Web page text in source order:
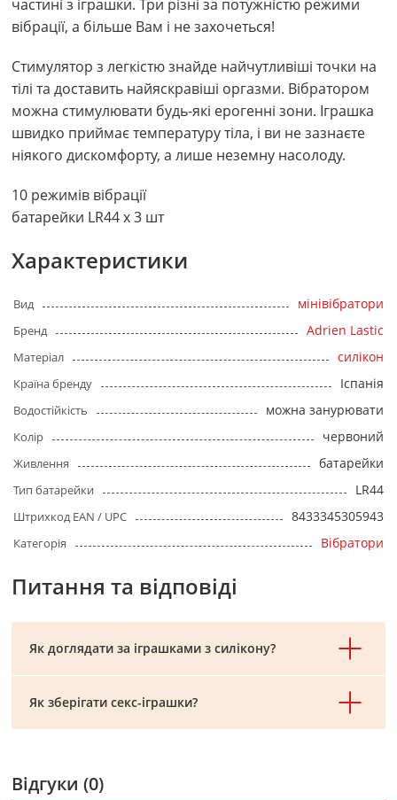
частині з іграшки. Три різні за потужністю режими
вібрації, а більше Вам і не захочеться!
Стимулятор з легкістю знайде найчутливіші точки на
тілі та доставить найяскравіші оргазми. Вібратором
можна стимулювати будь-які ерогенні зони. Іграшка
швидко приймає температуру тіла, і ви не зазнаєте
ніякого дискомфорту, а лише неземну насолоду.
10 режимів вібрації
батарейки LR44 х 3 шт
Характеристики
Вид мінівібратори
Бренд Adrien Lastic
Матеріал силікон
Країна бренду Іспанія
Водостійкість можна занурювати
Колір червоний
Живлення батарейки
Тип батарейки LR44
Штрихкод EAN / UPC 8433345305943
Категорія Вібратори
Питання та відповіді
Як доглядати за іграшками з силікону?
Як зберігати секс-іграшки?
Відгуки (0)